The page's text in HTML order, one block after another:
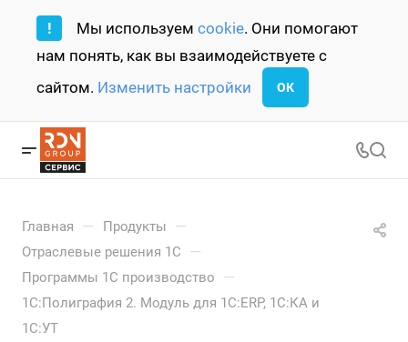
! Мы используем cookie. Они помогают
нам понять, как вы взаимодействуете с
сайтом. Изменить настройки ОК
Главная — Продукты —
Отраслевые решения 1С —
Программы 1С производство —
1С:Полиграфия 2. Модуль для 1С:ERP, 1С:КА и
1С:УТ